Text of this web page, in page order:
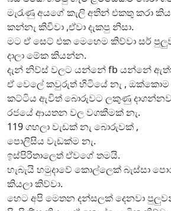
මැරැණු අයගේ කැලි අතින් එකතු කරා
කන්නැ කිවිවා ,ඒවා දැකපු නිසා.
මට ඒ සෙට් එක මෙහෙම කිව්වා සර්
දාලා මේක කියන්න.
දැන් නිව්ස් වලට යන්නේ fb යන්නේ
ඒ වෙලේ කවුරුත් හිටියේ නැ , ඔක්කොම
කට්ටිය ඇවිත් බොරුවට ලකුණු
රජයේ ආයතන වල වගකීමක් නැ.
119 ගහලා වැඩක් නැ බොරුවක් ,
පොලිසිය වැඩක්ම නැ.
ඉස්පිරිතාලෙත් ඒවගේ තමයි.
හැබැයි හමුදාවේ කොල්ලෙක් බැස්සා
කියලා කිව්වා.
හෙට අපි මෙතන දන්සලක් දෙනවා